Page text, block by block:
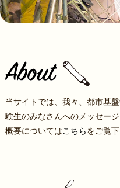
当サイトでは、我々、都市基
験生のみなさんへのメッセー
概要についてはこちらをご覧下